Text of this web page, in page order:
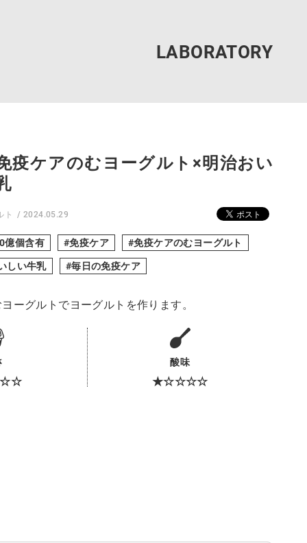
疫ケアのむヨーグルト×明治おい
ト 2024.05.29
億個含有 免疫ケア
免疫ケアのむヨーグルト
しい牛乳
毎日の免疫ケア
ーグルトでヨーグルトを作ります。
酸味
★☆☆☆☆